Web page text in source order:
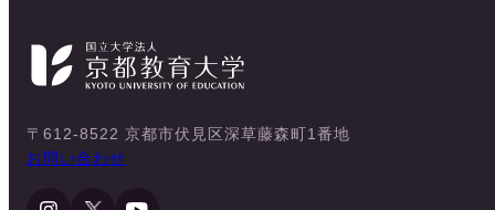
〒612-8522 京都市伏見区深草藤森町1番地
お問い合わせ